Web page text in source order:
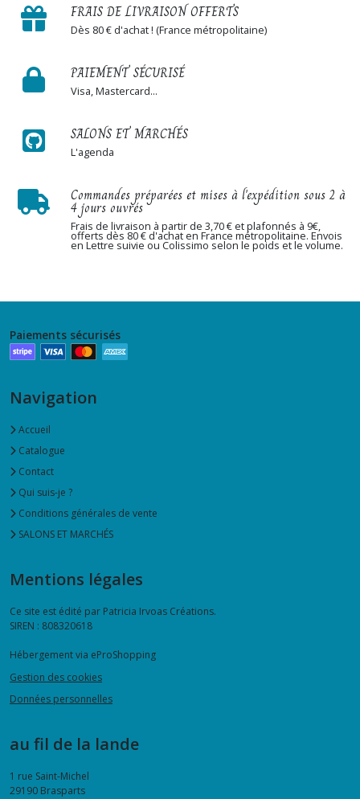
FRAIS DE LIVRAISON OFFERTS
Dès 80 € d'achat ! (France métropolitaine)
PAIEMENT SÉCURISÉ
Visa, Mastercard...
SALONS ET MARCHÉS
L'agenda
Commandes préparées et mises à l'expédition sous 2 à
4 jours ouvrés
Frais de livraison à partir de 3,70 € et plafonnés à 9€,
offerts dès 80 € d'achat en France métropolitaine. Envois
en Lettre suivie ou Colissimo selon le poids et le volume.
Paiements sécurisés
Navigation
Accueil
Catalogue
Contact
Qui suis-je ?
Conditions générales de vente
SALONS ET MARCHÉS
Mentions légales
Ce site est édité par Patricia Irvoas Créations.
SIREN : 808320618
Hébergement via eProShopping
Gestion des cookies
Données personnelles
au fil de la lande
1 rue Saint-Michel
29190 Brasparts